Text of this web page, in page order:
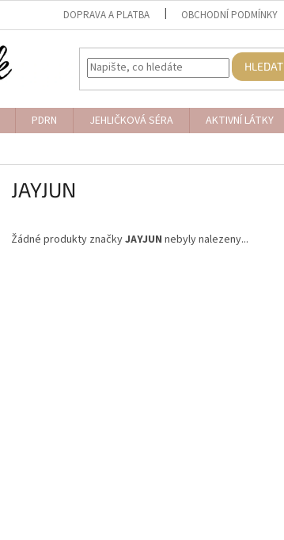
DOPRAVA A PLATBA OBCHODNÍ PODMÍNKY
HLEDAT
PDRN JEHLIČKOVÁ SÉRA AKTIVNÍ LÁTKY
JAYJUN
Žádné produkty značkyJAYJUN nebyly nalezeny...